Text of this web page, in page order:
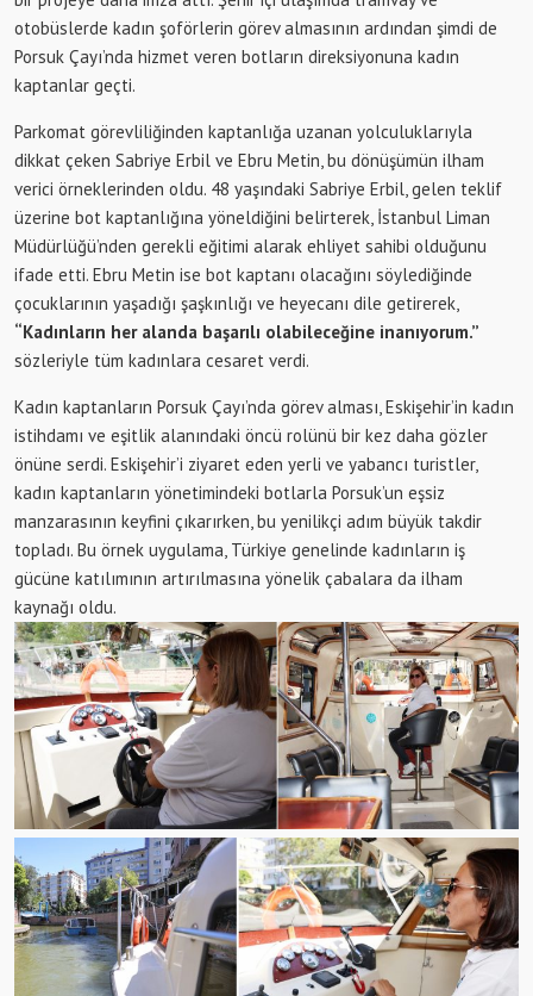
otobüslerde kadın şoförlerin görev almasının ardından şimdi de
Porsuk Çayı’nda hizmet veren botların direksiyonuna kadın
kaptanlar geçti.
Parkomat görevliliğinden kaptanlığa uzanan yolculuklarıyla
dikkat çeken Sabriye Erbil ve Ebru Metin, bu dönüşümün ilham
verici örneklerinden oldu. 48 yaşındaki Sabriye Erbil, gelen teklif
üzerine bot kaptanlığına yöneldiğini belirterek, İstanbul Liman
Müdürlüğü’nden gerekli eğitimi alarak ehliyet sahibi olduğunu
ifade etti. Ebru Metin ise bot kaptanı olacağını söylediğinde
çocuklarının yaşadığı şaşkınlığı ve heyecanı dile getirerek,
“Kadınların her alanda başarılı olabileceğine inanıyorum.”
sözleriyle tüm kadınlara cesaret verdi.
Kadın kaptanların Porsuk Çayı’nda görev alması, Eskişehir’in kadın
istihdamı ve eşitlik alanındaki öncü rolünü bir kez daha gözler
önüne serdi. Eskişehir’i ziyaret eden yerli ve yabancı turistler,
kadın kaptanların yönetimindeki botlarla Porsuk’un eşsiz
manzarasının keyfini çıkarırken, bu yenilikçi adım büyük takdir
topladı. Bu örnek uygulama, Türkiye genelinde kadınların iş
gücüne katılımının artırılmasına yönelik çabalara da ilham
kaynağı oldu.